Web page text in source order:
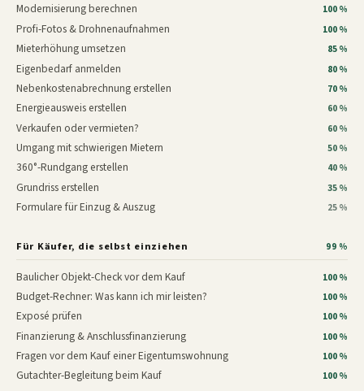
Modernisierung berechnen 100 %
Profi-Fotos & Drohnenaufnahmen 100 %
Mieterhöhung umsetzen 85 %
Eigenbedarf anmelden 80 %
Nebenkostenabrechnung erstellen 70 %
Energieausweis erstellen 60 %
Verkaufen oder vermieten? 60 %
Umgang mit schwierigen Mietern 50 %
360°-Rundgang erstellen 40 %
Grundriss erstellen 35 %
Formulare für Einzug & Auszug 25 %
Für Käufer, die selbst einziehen 99 %
Baulicher Objekt-Check vor dem Kauf 100 %
Budget-Rechner: Was kann ich mir leisten? 100 %
Exposé prüfen 100 %
Finanzierung & Anschlussfinanzierung 100 %
Fragen vor dem Kauf einer Eigentumswohnung 100 %
Gutachter-Begleitung beim Kauf 100 %